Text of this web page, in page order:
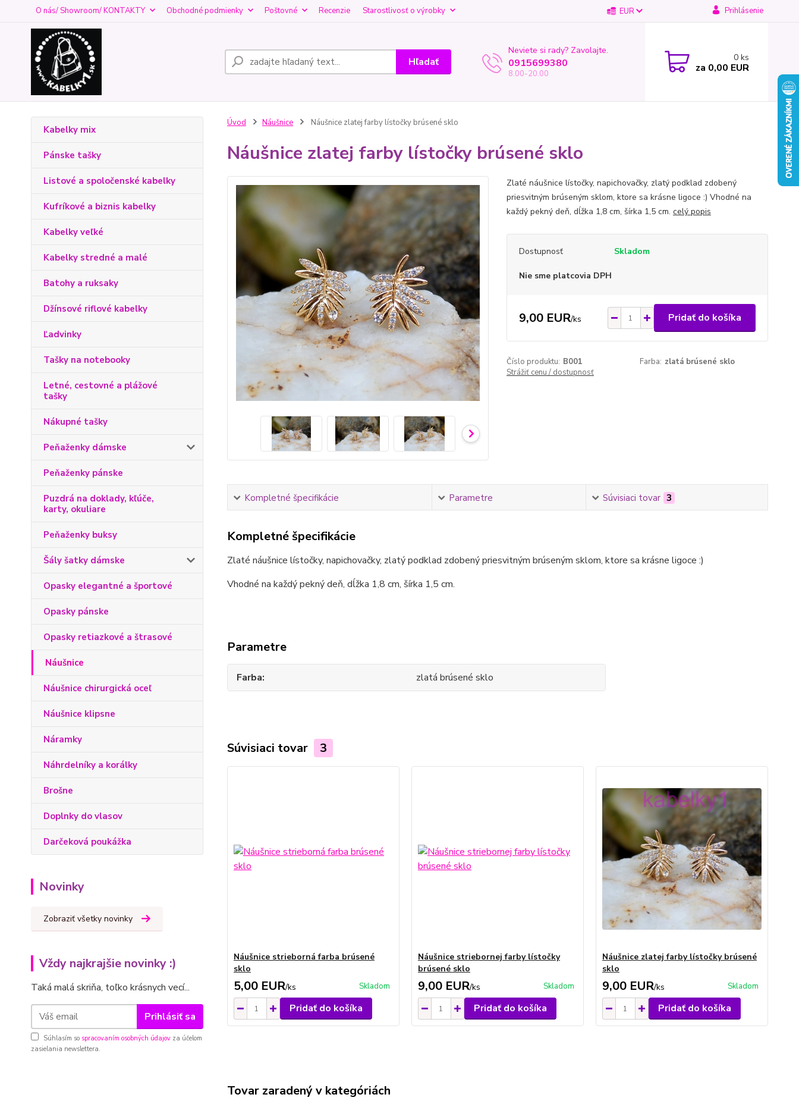
O nás/ Showroom/ KONTAKTY Obchodné podmienky Poštovné Recenzie Starostlivosť o výrobky EUR Prihlásenie
Hľadať
Neviete si rady? Zavolajte.
0915699380
8.00-20.00
0 ks
za 0,00 EUR
Kabelky mix
Pánske tašky
Listové a spoločenské kabelky
Kufríkové a biznis kabelky
Kabelky veľké
Kabelky stredné a malé
Batohy a ruksaky
Džínsové riflové kabelky
Ľadvinky
Tašky na notebooky
Letné, cestovné a plážové
tašky
Nákupné tašky
Peňaženky dámske
Peňaženky pánske
Puzdrá na doklady, kľúče,
karty, okuliare
Peňaženky buksy
Šály šatky dámske
Opasky elegantné a športové
Opasky pánske
Opasky retiazkové a štrasové
Náušnice
Náušnice chirurgická oceľ
Náušnice klipsne
Náramky
Náhrdelníky a korálky
Brošne
Doplnky do vlasov
Darčeková poukážka
Novinky
Zobraziť všetky novinky
Vždy najkrajšie novinky :)
Taká malá skriňa, toľko krásnych vecí...
Prihlásiť sa
Súhlasím so spracovaním osobných údajov za účelom
zasielania newslettera.
Úvod Náušnice Náušnice zlatej farby lístočky brúsené sklo
Náušnice zlatej farby lístočky brúsené sklo
Zlaté náušnice lístočky, napichovačky, zlatý podklad zdobený
priesvitným brúseným sklom, ktore sa krásne ligoce :) Vhodné na
každý pekný deň, dĺžka 1,8 cm, šírka 1,5 cm. celý popis
Dostupnosť Skladom
Nie sme platcovia DPH
9,00 EUR/ks Pridať do košíka
Číslo produktu: B001 Farba: zlatá brúsené sklo
Strážiť cenu / dostupnosť
Kompletné špecifikácie Parametre Súvisiaci tovar 3
Kompletné špecifikácie
Zlaté náušnice lístočky, napichovačky, zlatý podklad zdobený priesvitným brúseným sklom, ktore sa krásne ligoce :)
Vhodné na každý pekný deň, dĺžka 1,8 cm, šírka 1,5 cm.
Parametre
Farba zlatá brúsené sklo
Súvisiaci tovar 3
Náušnice strieborná farba brúsené
sklo
5,00 EUR/ks Skladom
Pridať do košíka
Náušnice striebornej farby lístočky
brúsené sklo
9,00 EUR/ks Skladom
Pridať do košíka
Náušnice zlatej farby lístočky brúsené
sklo
9,00 EUR/ks Skladom
Pridať do košíka
Tovar zaradený v kategóriách